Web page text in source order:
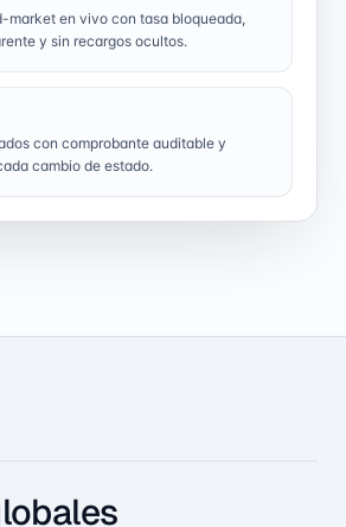
market en vivo con tasa bloqueada,
y sin recargos ocultos.
con comprobante auditable y
cambio de estado.